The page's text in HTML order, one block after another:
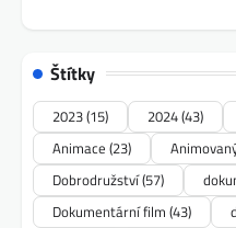
Štítky
2023(15) 2024(43)
Animace (23)
Dobrodružství(57)
Dokumentární film (43)